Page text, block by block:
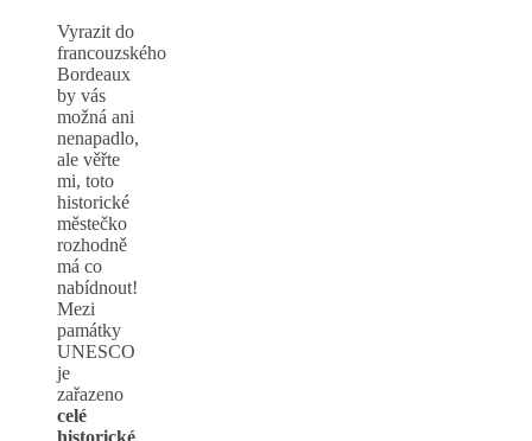
Vyrazit do
francouzského
Bordeaux
by vás
možná ani
nenapadlo,
ale věřte
mi, toto
historické
městečko
rozhodně
má co
nabídnout!
Mezi
památky
UNESCO
je
zařazeno
celé
historické